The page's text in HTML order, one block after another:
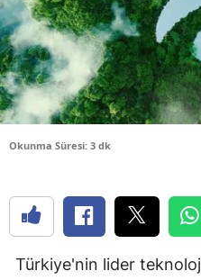
Okunma Süresi: 3 dk
Türkiye'nin lider